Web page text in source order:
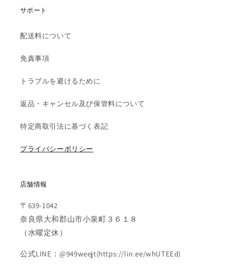
サポート
配送料について
免責事項
トラブルを避けるために
返品・キャンセル及び保管料について
特定商取引法に基づく表記
プライバシーポリシー
店舗情報
〒639-1042
奈良県大和郡山市小泉町３６１８
（水曜定休）
公式LINE：@949weejt(https://lin.ee/whUTEEd)